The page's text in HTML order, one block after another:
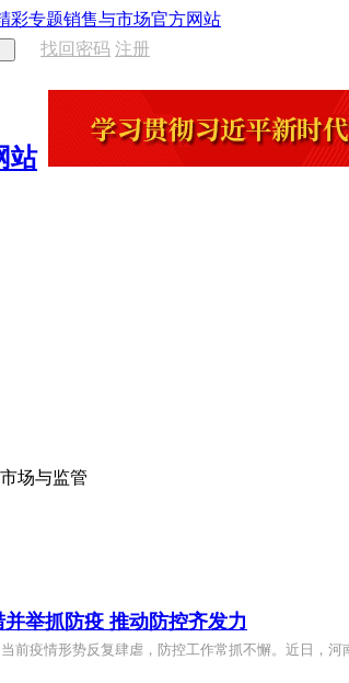
彩专题销售与市场官方网站
找回密码 注册
市场与监管
举抓防疫 推动防控齐发力
当前疫情形势反复肆虐，防控工作常抓不懈。近日，